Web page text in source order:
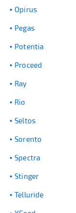
Opirus
Pegas
Potentia
Proceed
Ray
Rio
Seltos
Sorento
Spectra
Stinger
Telluride